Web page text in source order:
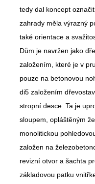
tedy dal koncept
zahrady měla výrazný
také orientace a
Dům je navržen jako
založením, které je v
pouze na betonovou
di5 založením
stropní desce. Ta je
sloupem, opláštěným
monolitickou
založen na
revizní otvor a šachta
základovou patku